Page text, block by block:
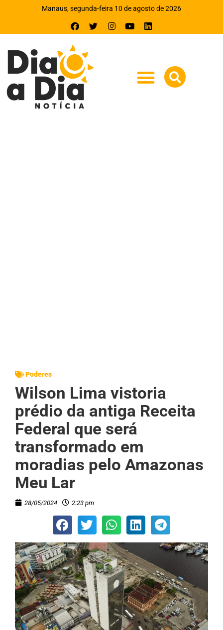
Manaus, segunda-feira 10 de agosto de 2026
Poderes
Wilson Lima vistoria
prédio da antiga Receita
Federal que será
transformado em
moradias pelo Amazonas
Meu Lar
28/05/2024 2:23 pm